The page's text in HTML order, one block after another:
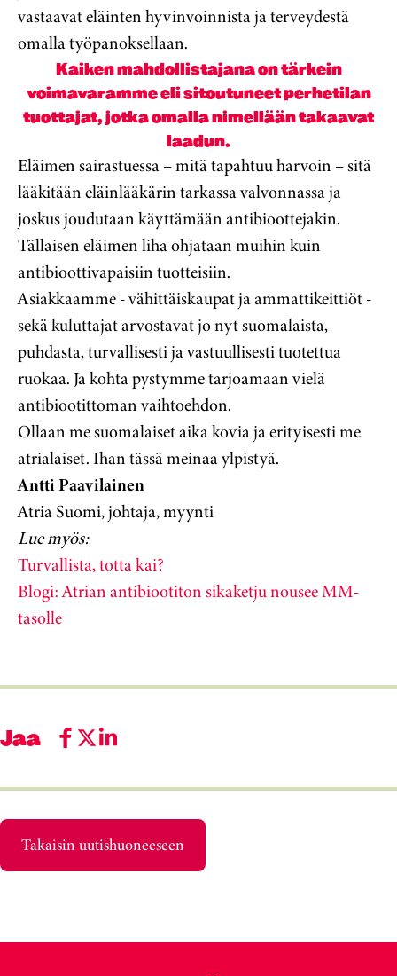
vastaavat eläinten hyvinvoinnista ja terveydestä
omalla työpanoksellaan.
Kaiken mahdollistajana on tärkein
voimavaramme eli sitoutuneet perhetilan
tuottajat, jotka omalla nimellään takaavat
laadun.
Eläimen sairastuessa – mitä tapahtuu harvoin – sitä
lääkitään eläinlääkärin tarkassa valvonnassa ja
joskus joudutaan käyttämään antibioottejakin.
Tällaisen eläimen liha ohjataan muihin kuin
antibioottivapaisiin tuotteisiin.
Asiakkaamme - vähittäiskaupat ja ammattikeittiöt -
sekä kuluttajat arvostavat jo nyt suomalaista,
puhdasta, turvallisesti ja vastuullisesti tuotettua
ruokaa. Ja kohta pystymme tarjoamaan vielä
antibiootittoman vaihtoehdon.
Ollaan me suomalaiset aika kovia ja erityisesti me
atrialaiset. Ihan tässä meinaa ylpistyä.
Antti Paavilainen
Atria Suomi, johtaja, myynti
Lue myös:
Turvallista, totta kai?
Blogi: Atrian antibiootiton sikaketju nousee MM-
tasolle
Jaa
Takaisin uutishuoneeseen